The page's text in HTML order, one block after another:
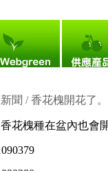
聞 / 香花槐開花了。
花槐種在盆內也會